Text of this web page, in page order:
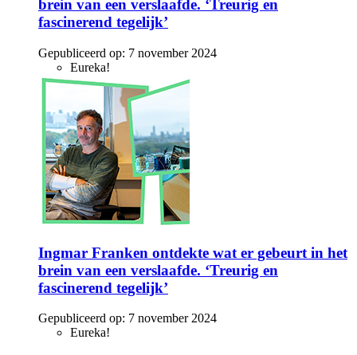
brein van een verslaafde. ‘Treurig en
fascinerend tegelijk’
Gepubliceerd op: 7 november 2024
Eureka!
Ingmar Franken ontdekte wat er gebeurt in het
brein van een verslaafde. ‘Treurig en
fascinerend tegelijk’
Gepubliceerd op: 7 november 2024
Eureka!